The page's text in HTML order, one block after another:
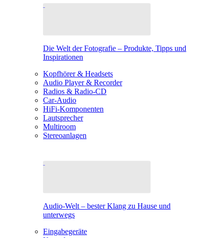
Die Welt der Fotografie – Produkte, Tipps und
Inspirationen
Kopfhörer & Headsets
Audio Player & Recorder
Radios & Radio-CD
Car-Audio
HiFi-Komponenten
Lautsprecher
Multiroom
Stereoanlagen
Audio-Welt – bester Klang zu Hause und
unterwegs
Eingabegeräte